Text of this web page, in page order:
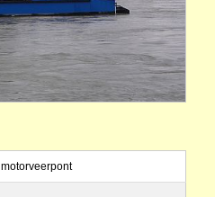
motorveerpont